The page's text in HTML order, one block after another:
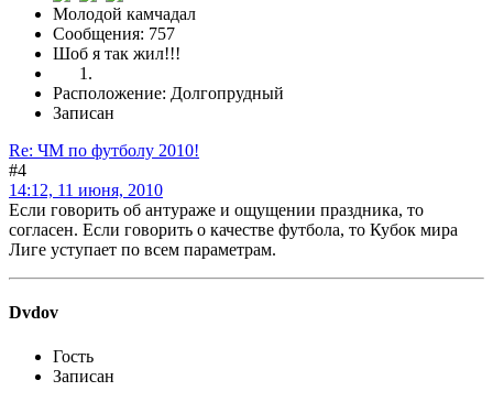
Молодой камчадал
Сообщения: 757
Шоб я так жил!!!
Расположение: Долгопрудный
Записан
Re: ЧМ по футболу 2010!
#4
14:12, 11 июня, 2010
Если говорить об антураже и ощущении праздника, то
согласен. Если говорить о качестве футбола, то Кубок мира
Лиге уступает по всем параметрам.
Dvdov
Гость
Записан